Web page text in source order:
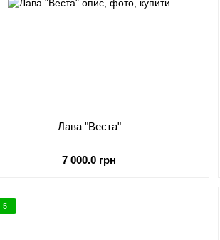
Лава "Веста"
7 000.0 грн
5